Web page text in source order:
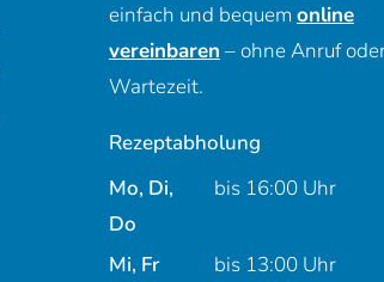
einfach und bequem online
vereinbaren – ohne Anruf
Wartezeit.
Rezeptabholung
Mo, Di,
DoMontag, Dienstag und
bis 16:00 Uhr
Mi, FrMittwoch und Freitag
bis 13:00 Uhr